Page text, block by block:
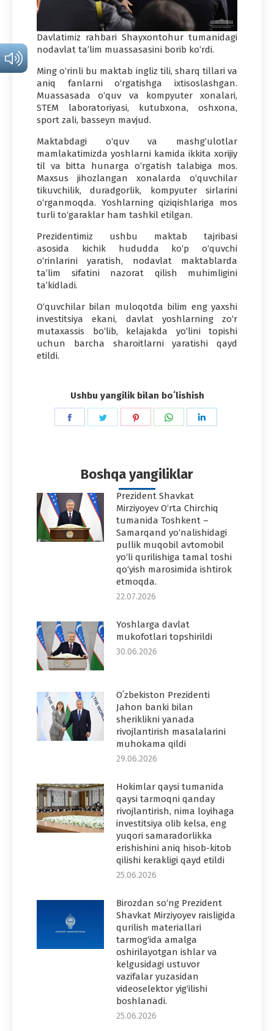
Davlatimiz rahbari Shayxontohur tumanidagi
nodavlat ta’lim muassasasini borib ko‘rdi.
Ming o‘rinli bu maktab ingliz tili, sharq tillari va
aniq fanlarni o‘rgatishga ixtisoslashgan.
Muassasada o‘quv va kompyuter xonalari,
STEM laboratoriyasi, kutubxona, oshxona,
sport zali, basseyn mavjud.
Maktabdagi o‘quv va mashg‘ulotlar
mamlakatimizda yoshlarni kamida ikkita xorijiy
til va bitta hunarga o‘rgatish talabiga mos.
Maxsus jihozlangan xonalarda o‘quvchilar
tikuvchilik, duradgorlik, kompyuter sirlarini
o‘rganmoqda. Yoshlarning qiziqishlariga mos
turli to‘garaklar ham tashkil etilgan.
Prezidentimiz ushbu maktab tajribasi
asosida kichik hududda ko‘p o‘quvchi
o‘rinlarini yaratish, nodavlat maktablarda
ta’lim sifatini nazorat qilish muhimligini
ta’kidladi.
O‘quvchilar bilan muloqotda bilim eng yaxshi
investitsiya ekani, davlat yoshlarning zo‘r
mutaxassis bo‘lib, kelajakda yo‘lini topishi
uchun barcha sharoitlarni yaratishi qayd
etildi.
Ushbu yangilik bilan boʻlishish
Share
Share
Share
Share
Boshqa yangiliklar
Prezident Shavkat
Mirziyoyev O‘rta Chirchiq
tumanida Toshkent –
Samarqand yo‘nalishidagi
pullik muqobil avtomobil
yo‘li qurilishiga tamal toshi
qo‘yish marosimida ishtirok
etmoqda.
22.07.2026
Yoshlarga davlat
mukofotlari topshirildi
30.06.2026
Oʻzbekiston Prezidenti
Jahon banki bilan
sheriklikni yanada
rivojlantirish masalalarini
muhokama qildi
29.06.2026
Hokimlar qaysi tumanida
qaysi tarmoqni qanday
rivojlantirish, nima loyihaga
investitsiya olib kelsa, eng
yuqori samaradorlikka
erishishini aniq hisob-kitob
qilishi kerakligi qayd etildi
25.06.2026
Birozdan so‘ng Prezident
Shavkat Mirziyoyev raisligida
qurilish materiallari
tarmog‘ida amalga
oshirilayotgan ishlar va
kelgusidagi ustuvor
vazifalar yuzasidan
videoselektor yig‘ilishi
boshlanadi.
25.06.2026